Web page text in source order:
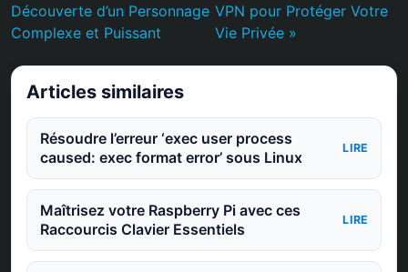
Découverte d’un Personnage
Complexe et Puissant
VPN pour Protéger Votre
Vie Privée »
Articles similaires
Résoudre l’erreur ‘exec user process
caused: exec format error’ sous Linux
LIRE
Maîtrisez votre Raspberry Pi avec ces
Raccourcis Clavier Essentiels
LIRE